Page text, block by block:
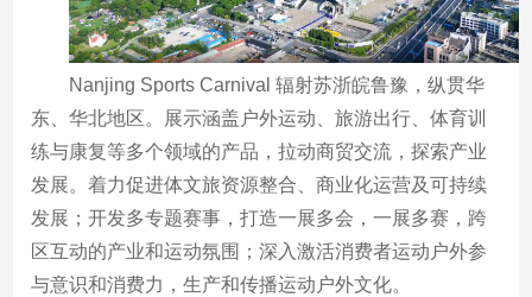
Nanjing Sports Carnival 辐射苏浙皖鲁豫，纵贯华
东、华北地区。展示涵盖户外运动、旅游出行、体育训
练与康复等多个领域的产品，拉动商贸交流，探索产业
发展。着力促进体文旅资源整合、商业化运营及可持续
发展；开发多专题赛事，打造一展多会，一展多赛，跨
区互动的产业和运动氛围；深入激活消费者运动户外参
与意识和消费力，生产和传播运动户外文化。